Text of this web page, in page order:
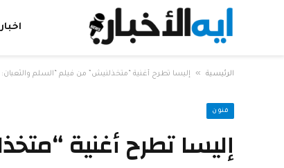
اخبار
الرئيسية » إليسا تطرح أغنية “متخذلنيش” من فيلم “السلم
فنون
إليسا تطرح أغنية